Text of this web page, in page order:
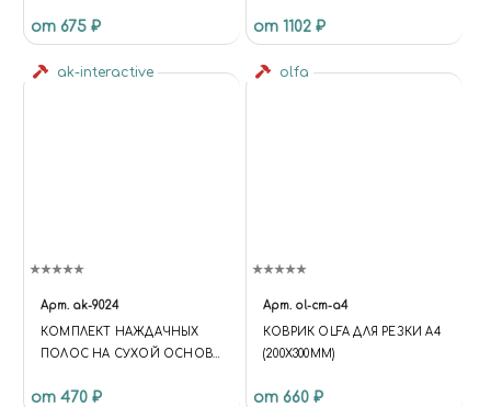
от 675 ₽
ММ
от 1102 ₽
ak-interactive
Арт. ak-9024
КОМПЛЕКТ НАЖДАЧНЫХ
ПОЛОС НА СУХОЙ ОСНОВЕ
от 470 ₽
olfa
Арт. ol-cm-a4
КОВРИК OLFA ДЛЯ РЕЗКИ A4
(200Х300ММ)
от 660 ₽